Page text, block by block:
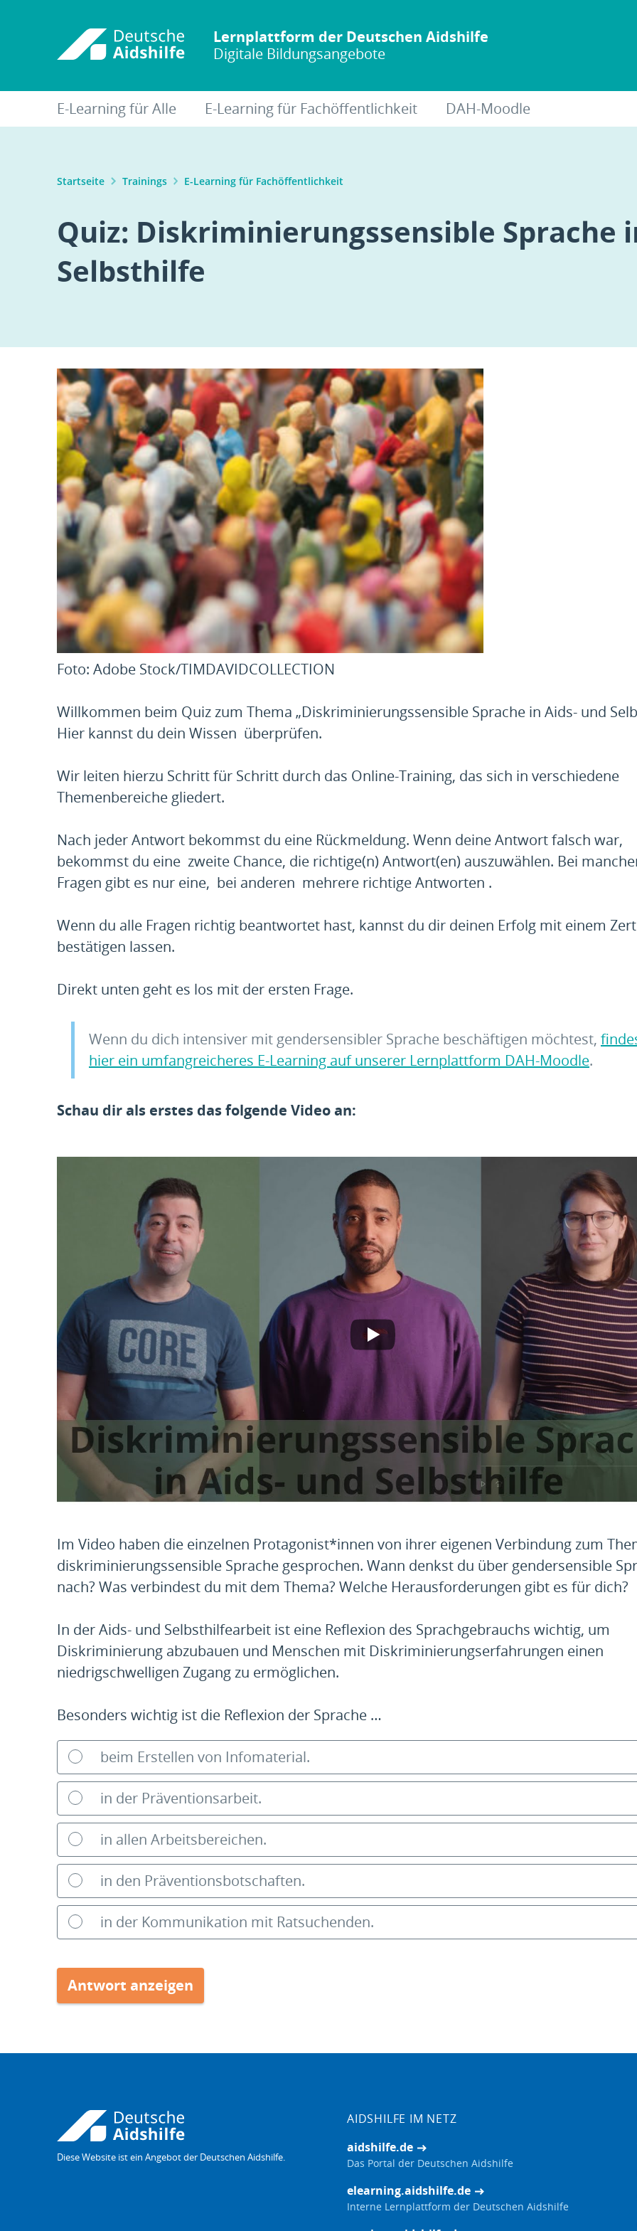
Lernplattform der Deutschen Aidshilfe
Digitale Bildungsangebote
E-Learning für Alle E-Learning für Fachöffentlichkeit DAH-Moodle
Startseite Trainings E-Learning für Fachöffentlichkeit
Quiz: Diskriminierungssensible Sprache
Selbsthilfe
Foto: Adobe Stock/TIMDAVIDCOLLECTION
Willkommen beim Quiz zum Thema „Diskriminierungssensible Sprache in Aids- und
Hier kannst du dein Wissen überprüfen.
Wir leiten hierzu Schritt für Schritt durch das Online-Training, das sich in verschiedene
Themenbereiche gliedert.
Nach jeder Antwort bekommst du eine Rückmeldung. Wenn deine Antwort falsch war,
bekommst du eine zweite Chance, die richtige(n) Antwort(en) auszuwählen. Bei
Fragen gibt es nur eine, bei anderen mehrere richtige Antworten .
Wenn du alle Fragen richtig beantwortet hast, kannst du dir deinen Erfolg mit einem
bestätigen lassen.
Direkt unten geht es los mit der ersten Frage.
Wenn du dich intensiver mit gendersensibler Sprache beschäftigen möchtest,
hier ein umfangreicheres E-Learning auf unserer Lernplattform DAH-Moodle.
Schau dir als erstes das folgende Video an:
[borlabs-cookie id=“youtube“ type=“content-blocker“]
[/borlabs-cookie]
Im Video haben die einzelnen Protagonist*innen von ihrer eigenen Verbindung zum
diskriminierungssensible Sprache gesprochen. Wann denkst du über gendersensible
nach? Was verbindest du mit dem Thema? Welche Herausforderungen gibt es für dich?
In der Aids- und Selbsthilfearbeit ist eine Reflexion des Sprachgebrauchs wichtig, um
Diskriminierung abzubauen und Menschen mit Diskriminierungserfahrungen einen
niedrigschwelligen Zugang zu ermöglichen.
Besonders wichtig ist die Reflexion der Sprache …
beim Erstellen von Infomaterial.
in der Präventionsarbeit.
in allen Arbeitsbereichen.
in den Präventionsbotschaften.
in der Kommunikation mit Ratsuchenden.
Diese Website ist ein Angebot der Deutschen Aidshilfe.
AIDSHILFE IM NETZ
aidshilfe.de
Das Portal der Deutschen Aidshilfe
elearning.aidshilfe.de
Interne Lernplattform der Deutschen Aidshilfe